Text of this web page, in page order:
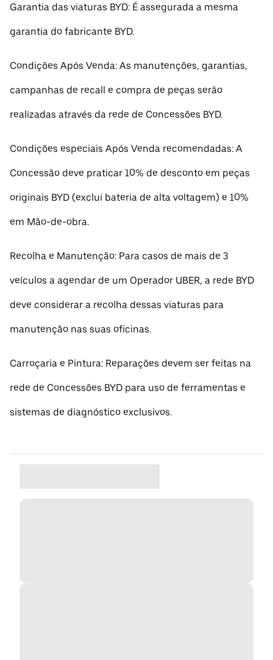
Garantia das viaturas BYD: É assegurada a mesma
garantia do fabricante BYD.
Condições Após Venda: As manutenções, garantias,
campanhas de recall e compra de peças serão
realizadas através da rede de Concessões BYD.
Condições especiais Após Venda recomendadas: A
Concessão deve praticar 10% de desconto em peças
originais BYD (exclui bateria de alta voltagem) e 10%
em Mão-de-obra.
Recolha e Manutenção: Para casos de mais de 3
veículos a agendar de um Operador UBER, a rede BYD
deve considerar a recolha dessas viaturas para
manutenção nas suas oficinas.
Carroçaria e Pintura: Reparações devem ser feitas na
rede de Concessões BYD para uso de ferramentas e
sistemas de diagnóstico exclusivos.